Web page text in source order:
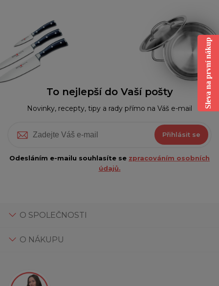
To nejlepší do Vaší pošty
Novinky, recepty, tipy a rady přímo na Váš e-mail
Přihlásit se
Odesláním e-mailu souhlasíte se zpracováním osobních
údajů.
O SPOLEČNOSTI
O NÁKUPU
Sleva na první nákup